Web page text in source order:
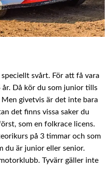
svårt. För att få vara
Då kör du som junior tills
givetvis är det inte bara
det finns vissa saker du
som en folkrace licens.
på 3 timmar och som
du är junior eller senior.
Tyvärr gäller inte